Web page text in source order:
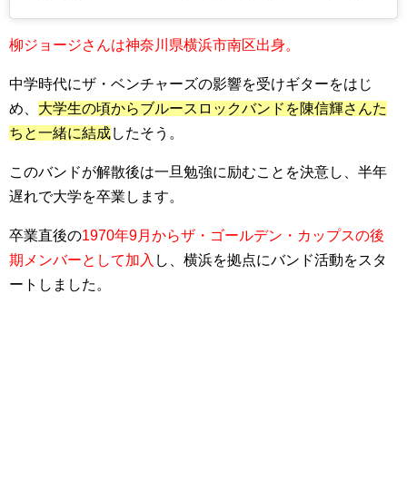
柳ジョージさんは神奈川県横浜市南区出身。
中学時代にザ・ベンチャーズの影響を受けギターをはじ
め、 大学生の頃からブルースロックバンドを陳信輝さんた
ちと一緒に結成したそう。
このバンドが解散後は一旦勉強に励むことを決意し、半年
遅れで大学を卒業します。
卒業直後の1970年9月からザ・ゴールデン・カップスの後
期メンバーとして加入 し、横浜を拠点にバンド活動をスタ
ートしました。